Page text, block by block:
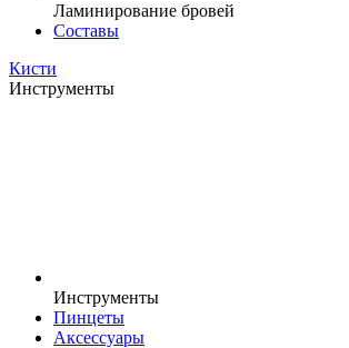
Ламинирование бровей
Составы
Кисти
Инструменты
Инструменты
Пинцеты
Аксессуары